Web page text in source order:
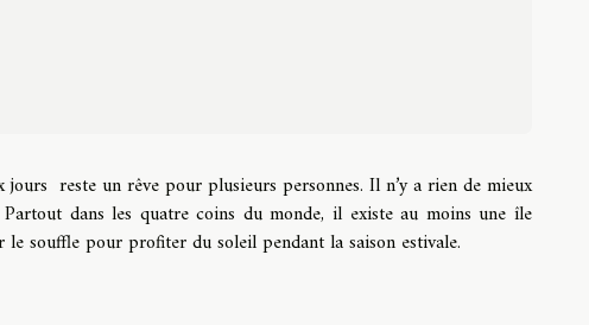
jours reste un rêve pour plusieurs personnes. Il n’y a rien de mieux
dans les quatre coins du monde, il existe au moins une île
souffle pour profiter du soleil pendant la saison estivale.